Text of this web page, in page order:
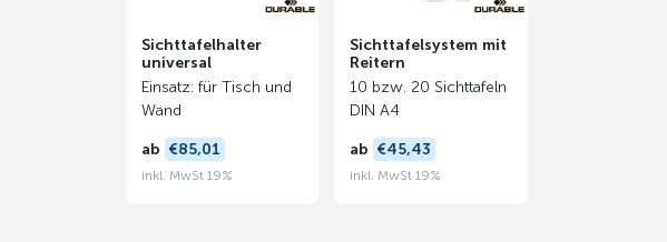
Sichttafelhalter
universal
Einsatz: für Tisch und
Wand
ab €85,01
inkl. MwSt 19%
Sichttafelsystem mit
Reitern
10 bzw. 20 Sichttafeln
DIN A4
ab €45,43
inkl. MwSt 19%